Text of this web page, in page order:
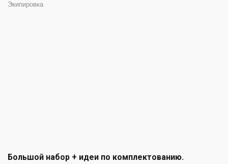
Экипировка
Большой набор + идеи по комплектованию.